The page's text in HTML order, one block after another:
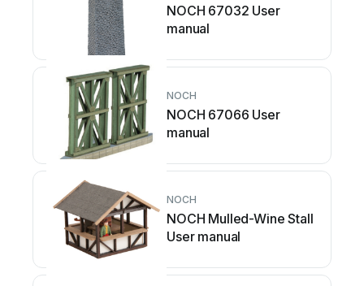
NOCH 67032 User
manual
NOCH
NOCH 67066 User
manual
NOCH
NOCH Mulled-Wine Stall
User manual